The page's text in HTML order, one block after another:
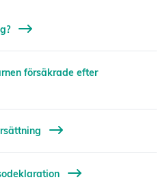
försäkrade efter